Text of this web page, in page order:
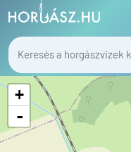
+
-